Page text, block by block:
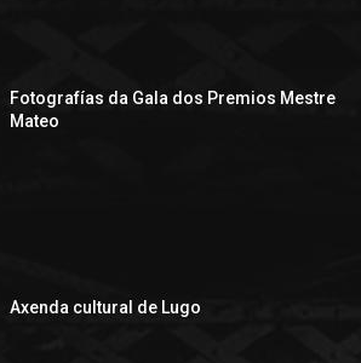
Fotografías da Gala dos Premios Mestre
Mateo
Axenda cultural de Lugo